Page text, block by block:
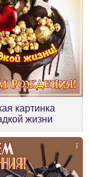
картинка
жизни